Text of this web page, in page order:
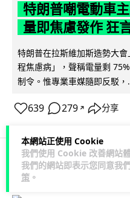
本網站正使用 Cookie
我們使用 Cookie 改善網站
我們的網站即表示您同意我
策 。
特朗普嘲電動車
量即焦慮發作 狂
特朗普在拉斯維加斯造勢大
程焦慮病」，聲稱電量剩
制令。惟專業車媒隨即反駁，
639 279 ↗ 分享
人工智能